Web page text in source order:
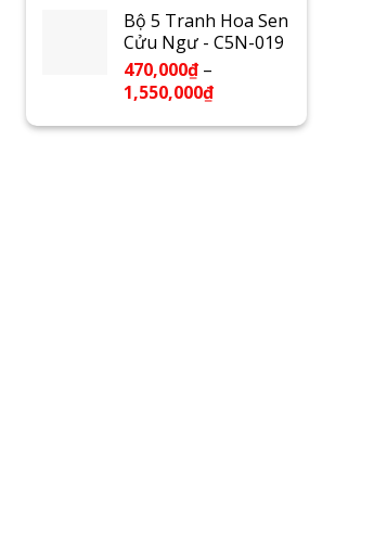
Bộ 5 Tranh Hoa Sen
Cửu Ngư - C5N-019
470,000₫ –
1,550,000₫